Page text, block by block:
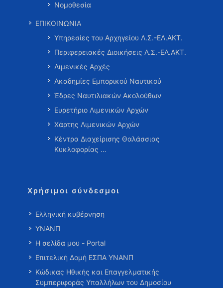
Νομοθεσία
ΕΠΙΚΟΙΝΩΝΙΑ
Υπηρεσίες του Αρχηγείου Λ.Σ.-ΕΛ.ΑΚΤ.
Περιφερειακές Διοικήσεις Λ.Σ.-ΕΛ.ΑΚΤ.
Λιμενικές Αρχές
Ακαδημίες Εμπορικού Ναυτικού
Έδρες Ναυτιλιακών Ακολούθων
Ευρετήριο Λιμενικών Αρχών
Χάρτης Λιμενικών Αρχών
Κέντρα Διαχείρισης Θαλάσσιας
Κυκλοφορίας …
Χρήσιμοι σύνδεσμοι
Ελληνική κυβέρνηση
ΥΝΑΝΠ
Η σελίδα μου - Portal
Επιτελική Δομή ΕΣΠΑ ΥΝΑΝΠ
Κώδικας Ηθικής και Επαγγελματικής
Συμπεριφοράς Υπαλλήλων του Δημοσίου